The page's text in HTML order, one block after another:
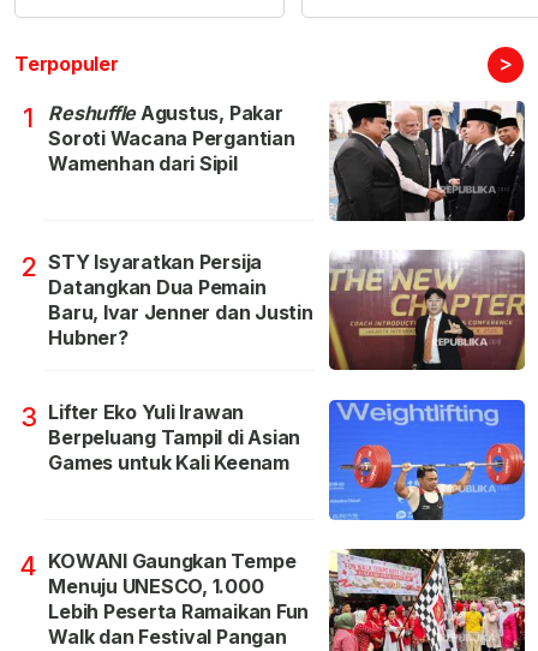
Terpopuler >
1 ReshuffleAgustus, Pakar
Soroti Wacana Pergantian
Wamenhan dari Sipil
2 STY Isyaratkan Persija
Datangkan Dua Pemain
Baru, Ivar Jenner dan Justin
Hubner?
3 Lifter Eko Yuli Irawan
Berpeluang Tampil di Asian
Games untuk Kali Keenam
4 KOWANI Gaungkan Tempe
Menuju UNESCO, 1.000
Lebih Peserta Ramaikan Fun
Walk dan Festival Pangan